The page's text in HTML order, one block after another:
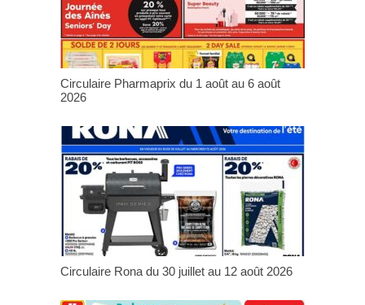
Circulaire Pharmaprix du 1 août au 6 août
2026
Circulaire Rona du 30 juillet au 12 août 2026